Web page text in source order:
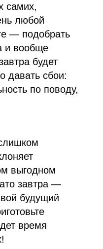
самих,
любой
— подобрать
и вообще
будет
давать сбои:
по поводу,
выгодном
завтра —
будущий
время